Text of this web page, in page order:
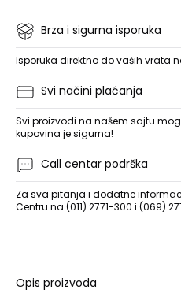
Brza i sigurna isporuka
Isporuka direktno do vaših vrata
Svi načini plaćanja
Svi proizvodi na našem sajtu
kupovina je sigurna!
Call centar podrška
Za sva pitanja i dodatne
Centru na (011) 2771-300 i (069)
Opis proizvoda